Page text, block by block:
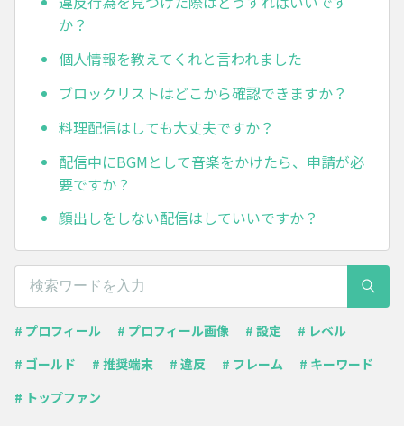
か？
個人情報を教えてくれと言われました
ブロックリストはどこから確認できますか？
料理配信はしても大丈夫ですか？
配信中にBGMとして音楽をかけたら、申請が必
要ですか？
顔出しをしない配信はしていいですか？
# プロフィール # プロフィール画像 # 設定
# レベル
# ゴールド
# 推奨端末 # 違反 # フレーム
# キーワード
# トップファン